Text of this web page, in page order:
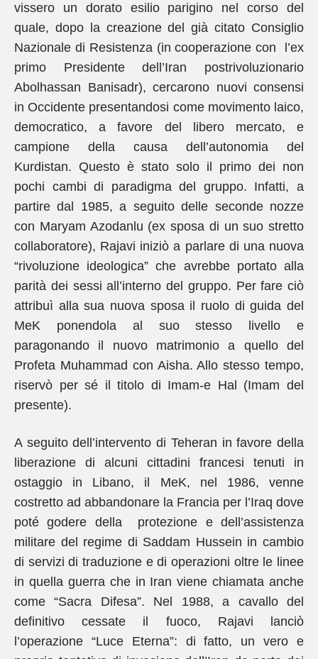
vissero un dorato esilio parigino nel corso del
quale, dopo la creazione del già citato Consiglio
Nazionale di Resistenza (in cooperazione con l’ex
primo Presidente dell’Iran postrivoluzionario
Abolhassan Banisadr), cercarono nuovi consensi
in Occidente presentandosi come movimento laico,
democratico, a favore del libero mercato, e
campione della causa dell’autonomia del
Kurdistan. Questo è stato solo il primo dei non
pochi cambi di paradigma del gruppo. Infatti, a
partire dal 1985, a seguito delle seconde nozze
con Maryam Azodanlu (ex sposa di un suo stretto
collaboratore), Rajavi iniziò a parlare di una nuova
“rivoluzione ideologica” che avrebbe portato alla
parità dei sessi all’interno del gruppo. Per fare ciò
attribuì alla sua nuova sposa il ruolo di guida del
MeK ponendola al suo stesso livello e
paragonando il nuovo matrimonio a quello del
Profeta Muhammad con Aisha. Allo stesso tempo,
riservò per sé il titolo di Imam-e Hal (Imam del
presente).
A seguito dell’intervento di Teheran in favore della
liberazione di alcuni cittadini francesi tenuti in
ostaggio in Libano, il MeK, nel 1986, venne
costretto ad abbandonare la Francia per l’Iraq dove
poté godere della protezione e dell’assistenza
militare del regime di Saddam Hussein in cambio
di servizi di traduzione e di operazioni oltre le linee
in quella guerra che in Iran viene chiamata anche
come “Sacra Difesa”. Nel 1988, a cavallo del
definitivo cessate il fuoco, Rajavi lanciò
l’operazione “Luce Eterna”: di fatto, un vero e